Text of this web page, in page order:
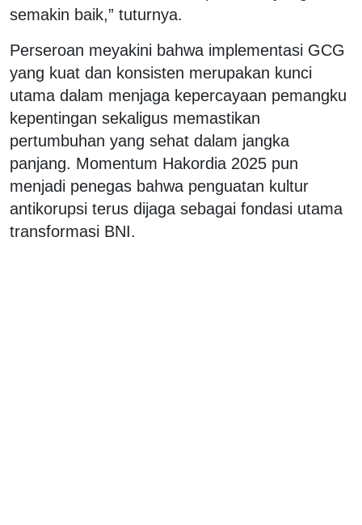
semakin baik,” tuturnya.
Perseroan meyakini bahwa implementasi GCG
yang kuat dan konsisten merupakan kunci
utama dalam menjaga kepercayaan pemangku
kepentingan sekaligus memastikan
pertumbuhan yang sehat dalam jangka
panjang. Momentum Hakordia 2025 pun
menjadi penegas bahwa penguatan kultur
antikorupsi terus dijaga sebagai fondasi utama
transformasi BNI.